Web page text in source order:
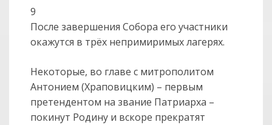
9
После завершения Собора его участники
окажутся в трёх непримиримых лагерях.
Некоторые, во главе с митрополитом
Антонием (Храповицким) – первым
претендентом на звание Патриарха –
покинут Родину и вскоре прекратят